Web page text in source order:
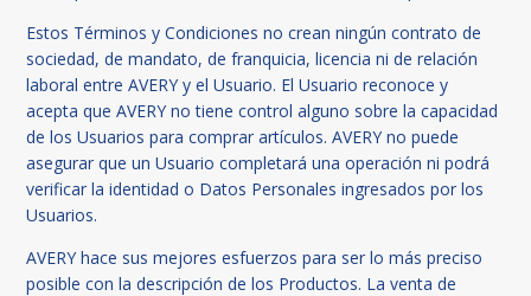
Estos Términos y Condiciones no crean ningún contrato de
sociedad, de mandato, de franquicia, licencia ni de relación
laboral entre AVERY y el Usuario. El Usuario reconoce y
acepta que AVERY no tiene control alguno sobre la capacidad
de los Usuarios para comprar artículos. AVERY no puede
asegurar que un Usuario completará una operación ni podrá
verificar la identidad o Datos Personales ingresados por los
Usuarios.
AVERY hace sus mejores esfuerzos para ser lo más preciso
posible con la descripción de los Productos. La venta de